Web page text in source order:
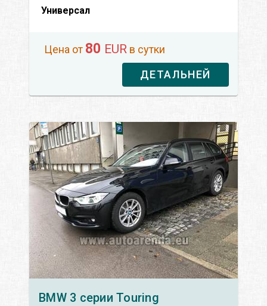
Универсал
Цена от 80 EUR в сутки
ДЕТАЛЬНЕЙ
BMW 3 серии Touring